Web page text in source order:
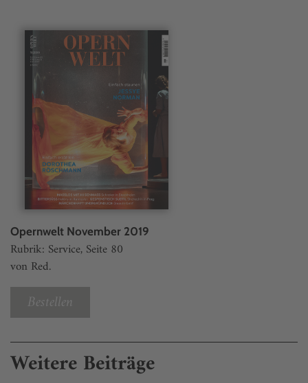
Opernwelt November 2019
Rubrik: Service, Seite 80
von Red.
Bestellen
Weitere Beiträge